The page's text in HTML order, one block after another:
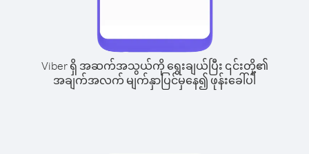
Viber ရှိ အဆက်အသွယ်ကို ရွေးချယ်ပြီး ၎င်းတို့၏
အချက်အလက် မျက်နှာပြင်မှနေ၍ ဖုန်းခေါ်ပါ